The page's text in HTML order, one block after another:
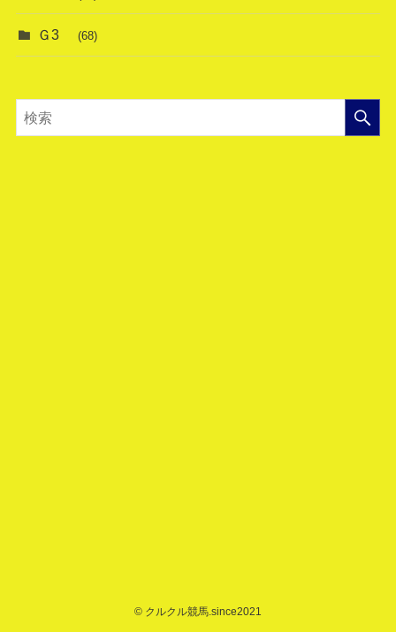
Ｇ3 (68)
© クルクル競馬.since2021